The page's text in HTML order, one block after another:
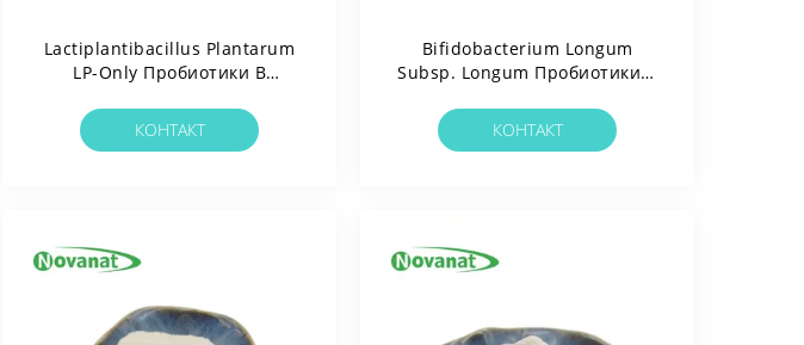
Lactiplantibacillus Plantarum
LP-Only Пробиотики В
Аллергенов / Без Глютена /
Без Молочных Продуктов
КОНТАКТ
Bifidobacterium Longum
Subsp. Longum Пробиотики В
Веганский /
КОНТАКТ